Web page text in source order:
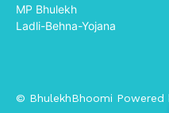
MP Bhulekh
Ladli-Behna-Yojana
© BhulekhBhoomi Powered